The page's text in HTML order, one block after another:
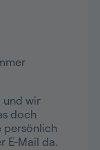
und wir
doch
persönlich
E-Mail da.